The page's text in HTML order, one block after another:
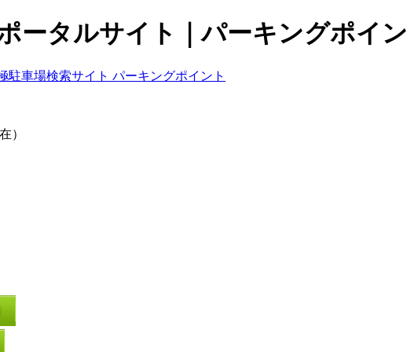
ータルサイト｜パーキングポイン
駐車場検索サイト パーキングポイント
）